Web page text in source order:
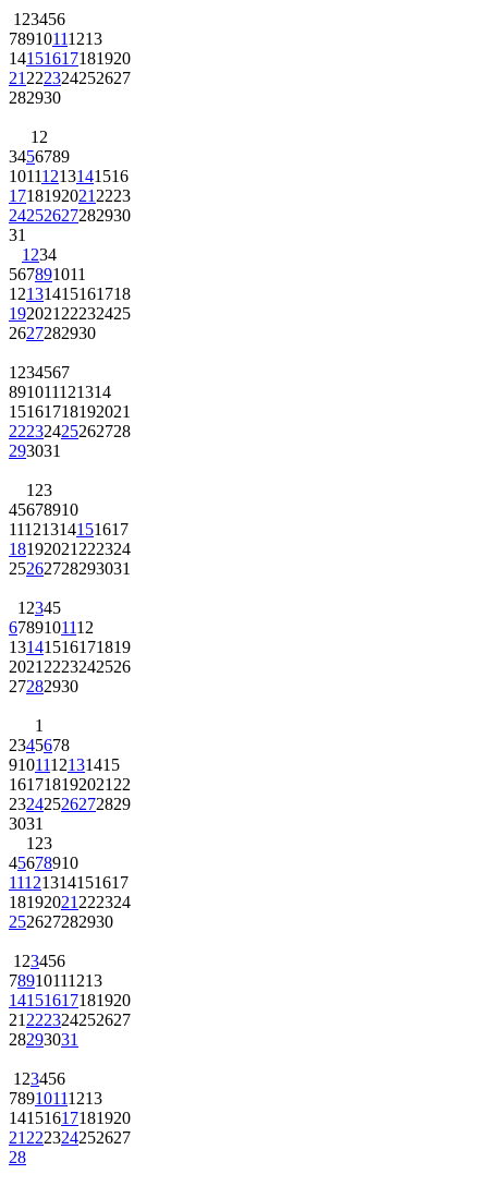
1 23456
78910111213
14151617181920
21 222324252627
282930
1 2
3456789
10111213141516
1718192021 2223
24252627282930
31
1 234
567891011
12131415161718
192021 22232425
2627282930
1 234567
891011121314
15161718192021
22232425262728
293031
1 23
45678910
11121314151617
18192021 222324
25262728293031
1 2345
6789101112
13141516171819
2021 2223242526
27282930
1
2345678
9101112131415
161718192021 22
23242526272829
3031
1 23
45678910
11121314151617
18192021 222324
252627282930
1 23456
78910111213
14151617181920
21 222324252627
28293031
1 23456
78910111213
14151617181920
21 222324252627
28